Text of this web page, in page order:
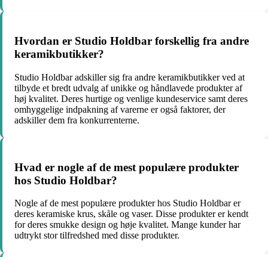
Hvordan er Studio Holdbar forskellig fra andre
keramikbutikker?
Studio Holdbar adskiller sig fra andre keramikbutikker ved at
tilbyde et bredt udvalg af unikke og håndlavede produkter af
høj kvalitet. Deres hurtige og venlige kundeservice samt deres
omhyggelige indpakning af varerne er også faktorer, der
adskiller dem fra konkurrenterne.
Hvad er nogle af de mest populære produkter
hos Studio Holdbar?
Nogle af de mest populære produkter hos Studio Holdbar er
deres keramiske krus, skåle og vaser. Disse produkter er kendt
for deres smukke design og høje kvalitet. Mange kunder har
udtrykt stor tilfredshed med disse produkter.